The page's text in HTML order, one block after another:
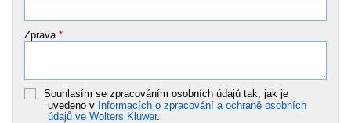
Zpráva *
Souhlasím se zpracováním osobních údajů tak, jak je
uvedeno v Informacích o zpracování a ochraně osobních
údajů ve Wolters Kluwer.